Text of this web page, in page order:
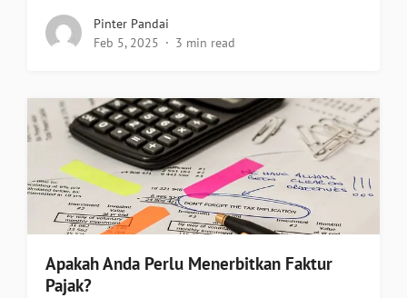
Pinter Pandai
Feb 5, 2025
3 min read
Apakah Anda Perlu Menerbitkan Faktur
Pajak?